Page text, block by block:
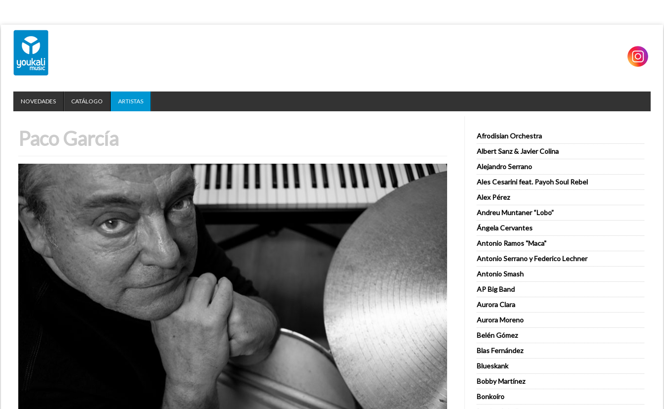
NOVEDADES CATÁLOGO ARTISTAS
Paco García
Afrodisian Orchestra
Albert Sanz & Javier Colina
Alejandro Serrano
Ales Cesarini feat. Payoh Soul Rebel
Alex Pérez
Andreu Muntaner “Lobo”
Ángela Cervantes
Antonio Ramos "Maca"
Antonio Serrano y Federico Lechner
Antonio Smash
AP Big Band
Aurora Clara
Aurora Moreno
Belén Gómez
Blas Fernández
Blueskank
Bobby Martínez
Bonkoíro